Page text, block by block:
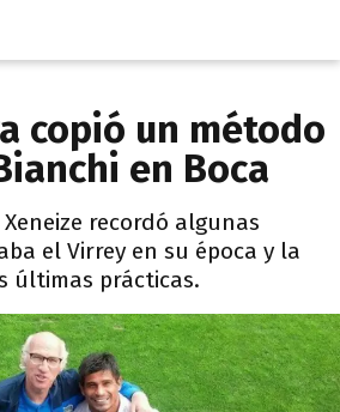
copió un método
en Boca
recordó algunas
el Virrey en su época y la
últimas prácticas.